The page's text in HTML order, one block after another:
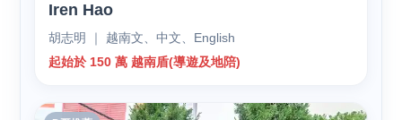
Iren Hao
胡志明 ｜ 越南文、中文、English
起始於 150 萬 越南盾(導遊及地陪)